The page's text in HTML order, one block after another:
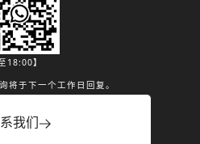
18:00】
将于下一个工作日回复。
我们